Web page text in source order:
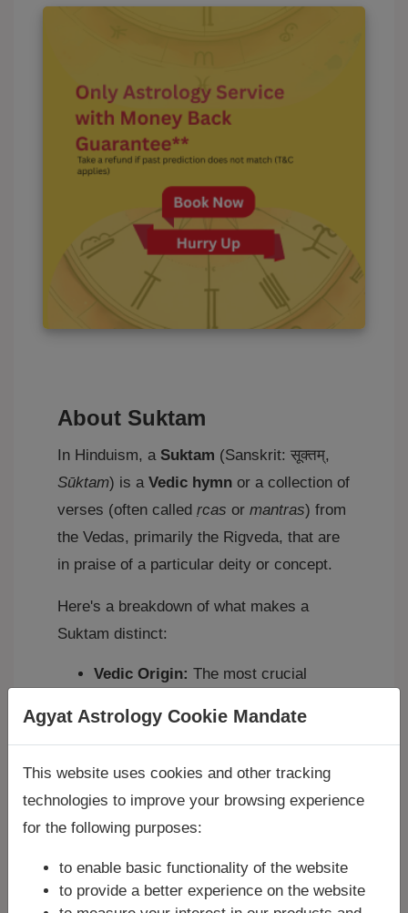
About Suktam
In Hinduism, a Suktam (Sanskrit: सूक्तम्,
Sūktam) is a Vedic hymn or a collection of
verses (often called ṛcas or mantras) from
the Vedas, primarily the Rigveda, that are
in praise of a particular deity or concept.
Here's a breakdown of what makes a
Suktam distinct:
Vedic Origin: The most crucial
origin in the Vedas. Unlike Stotrams,
Chalisas, or Kavachams, which are
generally from later Puranic or Tantric
of the Shruti (that which is heard or
revealed) texts, the Vedas. This
"Well-Spoken" or "Eulogy":
Agyat Astrology Cookie Mandate
This website uses cookies and other tracking
technologies to improve your browsing experience
for the following purposes:
to enable basic functionality of the website
to provide a better experience on the website